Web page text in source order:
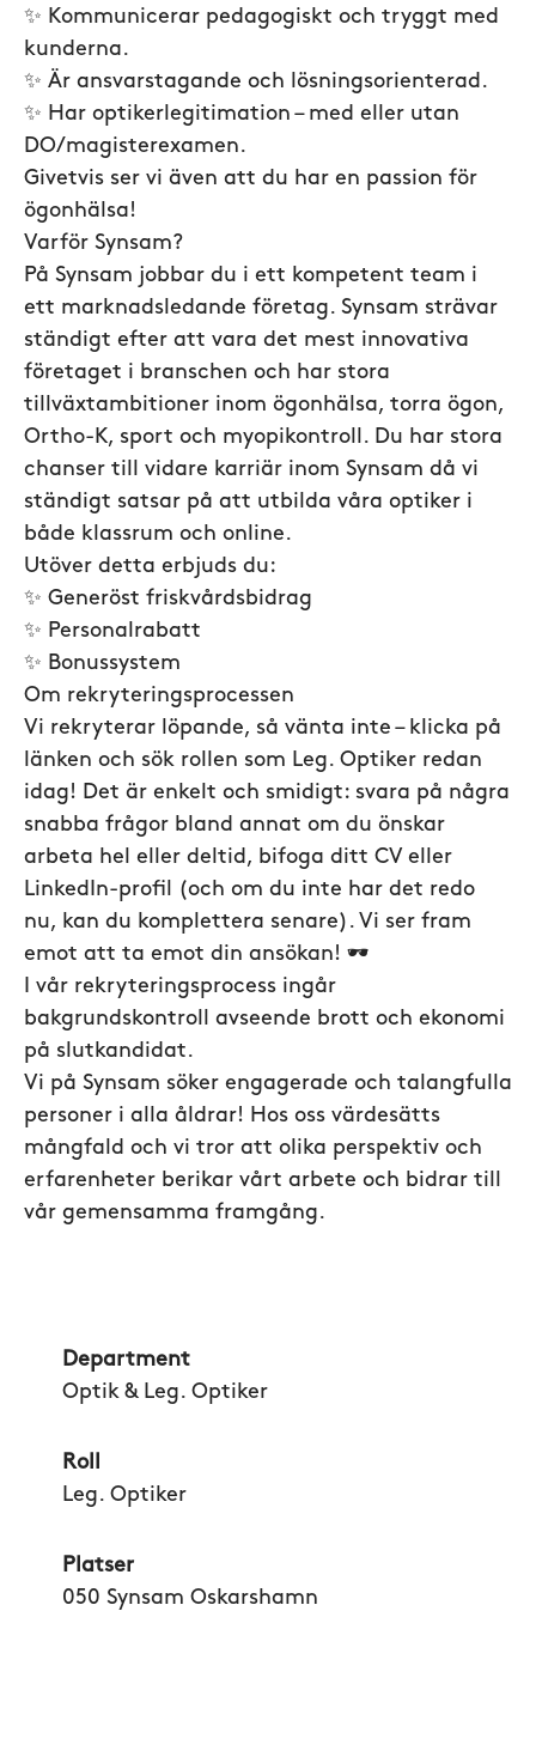
✨ Kommunicerar pedagogiskt och tryggt med
kunderna.
✨ Är ansvarstagande och lösningsorienterad.
✨ Har optikerlegitimation – med eller utan
DO/magisterexamen.
Givetvis ser vi även att du har en passion för
ögonhälsa!
Varför Synsam?
På Synsam jobbar du i ett kompetent team i
ett marknadsledande företag. Synsam strävar
ständigt efter att vara det mest innovativa
företaget i branschen och har stora
tillväxtambitioner inom ögonhälsa, torra ögon,
Ortho-K, sport och myopikontroll. Du har stora
chanser till vidare karriär inom Synsam då vi
ständigt satsar på att utbilda våra optiker i
både klassrum och online.
Utöver detta erbjuds du:
✨ Generöst friskvårdsbidrag
✨ Personalrabatt
✨ Bonussystem
Om rekryteringsprocessen
Vi rekryterar löpande, så vänta inte – klicka på
länken och sök rollen som Leg. Optiker redan
idag! Det är enkelt och smidigt: svara på några
snabba frågor bland annat om du önskar
arbeta hel eller deltid, bifoga ditt CV eller
LinkedIn-profil (och om du inte har det redo
nu, kan du komplettera senare). Vi ser fram
emot att ta emot din ansökan! 🕶️
I vår rekryteringsprocess ingår
bakgrundskontroll avseende brott och ekonomi
på slutkandidat.
Vi på Synsam söker engagerade och talangfulla
personer i alla åldrar! Hos oss värdesätts
mångfald och vi tror att olika perspektiv och
erfarenheter berikar vårt arbete och bidrar till
vår gemensamma framgång.
Department
Optik & Leg. Optiker
Roll
Leg. Optiker
Platser
050 Synsam Oskarshamn